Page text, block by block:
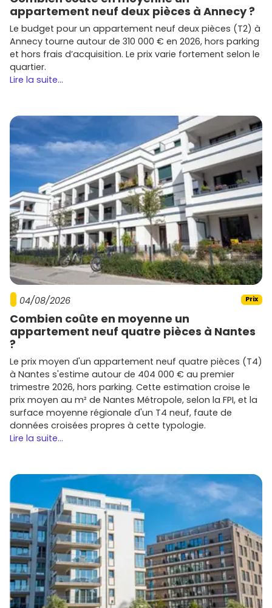
appartement neuf deux pièces à Annecy ?
Le budget pour un appartement neuf deux pièces (T2) à
Annecy tourne autour de 310 000 € en 2026, hors parking
et hors frais d’acquisition. Le prix varie fortement selon le
quartier.
Lire la suite...
04/08/2026 Prix
Combien coûte en moyenne un
appartement neuf quatre pièces à Nantes
?
Le prix moyen d'un appartement neuf quatre pièces (T4)
à Nantes s'estime autour de 404 000 € au premier
trimestre 2026, hors parking. Cette estimation croise le
prix moyen au m² de Nantes Métropole, selon la FPI, et la
surface moyenne régionale d'un T4 neuf, faute de
données croisées propres à cette typologie.
Lire la suite...